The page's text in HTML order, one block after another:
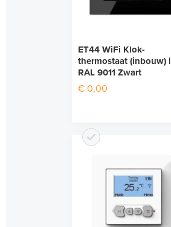
ET44 WiFi Klok-
thermostaat (inbouw) |
RAL 9011 Zwart
€ 0,00